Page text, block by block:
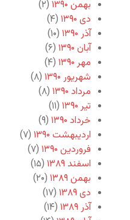
بهمن ۱۳۹۰
(۲)
دی ۱۳۹۰
(۴)
آذر ۱۳۹۰
(۱۰)
آبان ۱۳۹۰
(۶)
مهر ۱۳۹۰
(۴)
شهریور ۱۳۹۰
(۸)
مرداد ۱۳۹۰
(۸)
تیر ۱۳۹۰
(۱۱)
خرداد ۱۳۹۰
(۹)
اردیبهشت ۱۳۹۰
(۷)
فروردین ۱۳۹۰
(۷)
اسفند ۱۳۸۹
(۱۵)
بهمن ۱۳۸۹
(۲۰)
دی ۱۳۸۹
(۱۷)
آذر ۱۳۸۹
(۱۴)